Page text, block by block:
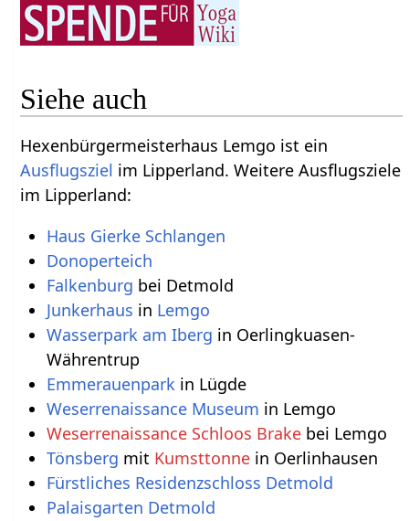
Siehe auch
Hexenbürgermeisterhaus Lemgo‏‎ ist ein
Ausflugsziel im Lipperland. Weitere Ausflugsziele
im Lipperland:
Falkenburg bei Detmold
Junkerhaus in Lemgo
Wasserpark am Iberg in Oerlingkuasen-
Währentrup
Emmerauenparkin Lügde
Weserrenaissance Museum in Lemgo
Weserrenaissance Schloos Brakebei Lemgo
Tönsberg mit Kumsttonnein Oerlinhausen
Fürstliches Residenzschloss Detmold
Palaisgarten Detmold